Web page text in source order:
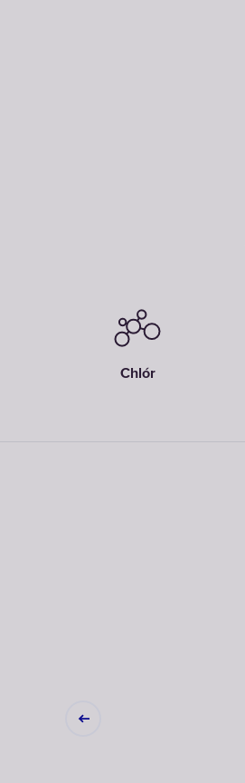
Chlór